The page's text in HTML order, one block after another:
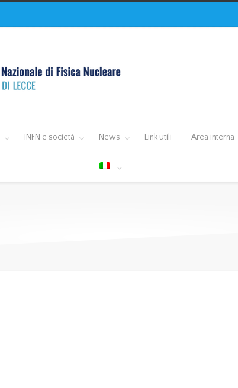
INFN e società News Link utili Area interna